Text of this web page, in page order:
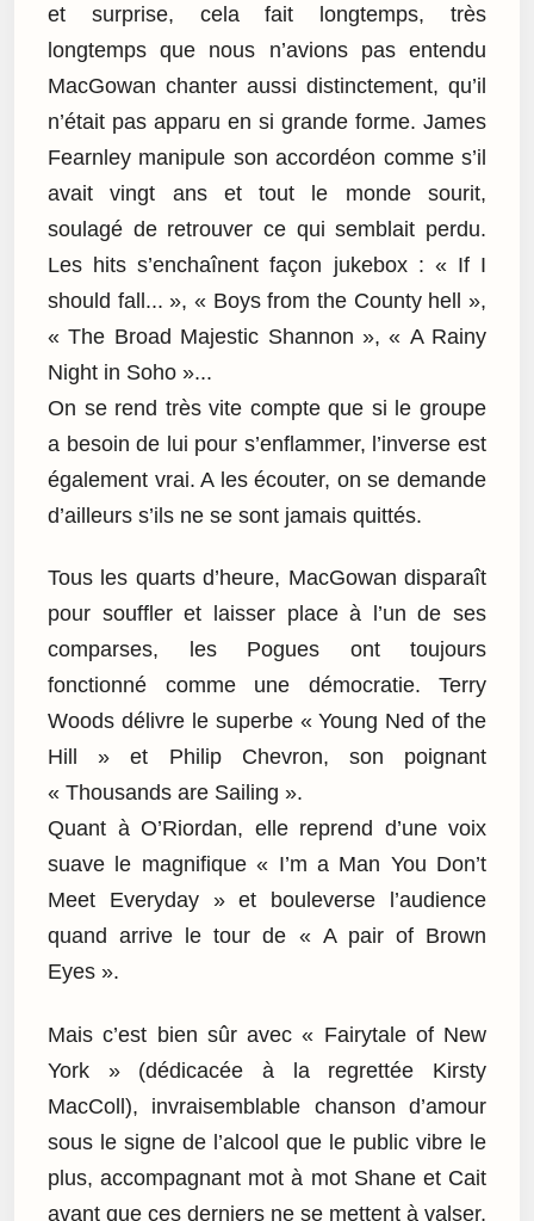
et surprise, cela fait longtemps, très
longtemps que nous n’avions pas entendu
MacGowan chanter aussi distinctement, qu’il
n’était pas apparu en si grande forme. James
Fearnley manipule son accordéon comme s’il
avait vingt ans et tout le monde sourit,
soulagé de retrouver ce qui semblait perdu.
Les hits s’enchaînent façon jukebox : « If I
should fall... », « Boys from the County hell »,
« The Broad Majestic Shannon », « A Rainy
Night in Soho »...
On se rend très vite compte que si le groupe
a besoin de lui pour s’enflammer, l’inverse est
également vrai. A les écouter, on se demande
d’ailleurs s’ils ne se sont jamais quittés.
Tous les quarts d’heure, MacGowan disparaît
pour souffler et laisser place à l’un de ses
comparses, les Pogues ont toujours
fonctionné comme une démocratie. Terry
Woods délivre le superbe « Young Ned of the
Hill » et Philip Chevron, son poignant
« Thousands are Sailing ».
Quant à O’Riordan, elle reprend d’une voix
suave le magnifique « I’m a Man You Don’t
Meet Everyday » et bouleverse l’audience
quand arrive le tour de « A pair of Brown
Eyes ».
Mais c’est bien sûr avec « Fairytale of New
York » (dédicacée à la regrettée Kirsty
MacColl), invraisemblable chanson d’amour
sous le signe de l’alcool que le public vibre le
plus, accompagnant mot à mot Shane et Cait
avant que ces derniers ne se mettent à valser,